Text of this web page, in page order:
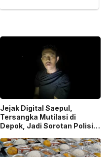
Jejak Digital Saepul,
Tersangka Mutilasi di
Depok, Jadi Sorotan Polisi